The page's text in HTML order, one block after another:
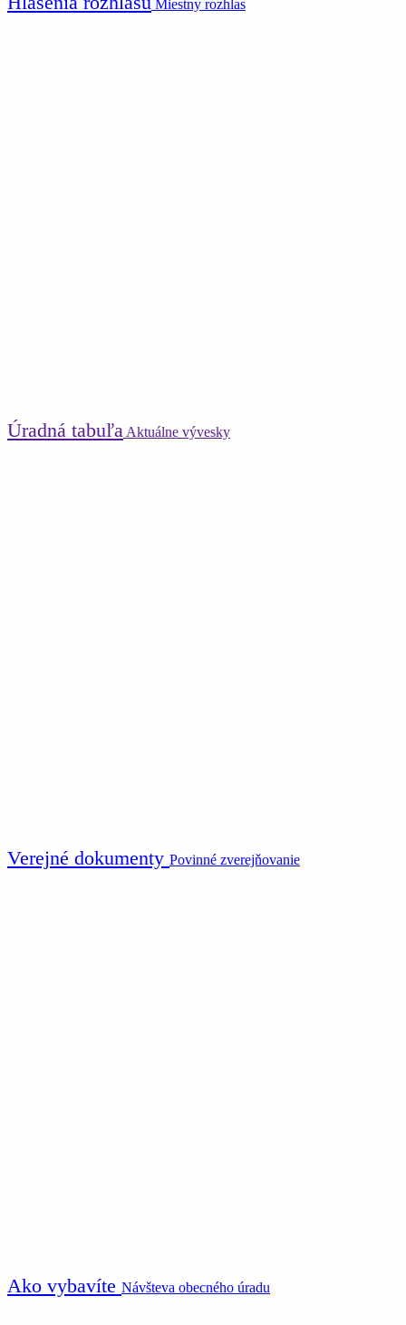
Miestny rozhlas
Úradná tabuľa Aktuálne vývesky
Verejné dokumenty Povinné zverejňovanie
Ako vybavíte Návšteva obecného úradu